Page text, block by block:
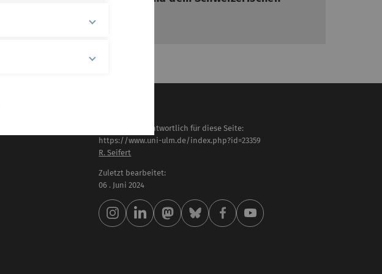
veröffentlicht am: 10. Mai 2026
Inhaltlich verantwortlich für diese Seite:
https://www.uni-ulm.de/index.php?id=23359
R. Seifert
Zuletzt bearbeitet:
06 . Juni 2024